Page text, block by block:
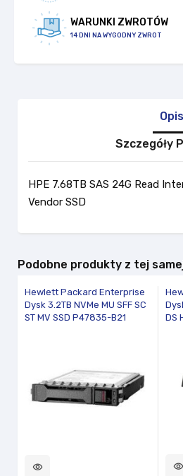
WARUNKI ZWROTÓW
14 DNI NA WYGODNY ZWROT
Opis
Szczegóły
HPE 7.68TB SAS 24G Read
Vendor SSD
Podobne produkty z tej
Hewlett Packard Enterprise
Dysk 3.2TB NVMe MU SFF SC
ST MV SSD P47835-B21
visibility
DS
visibility